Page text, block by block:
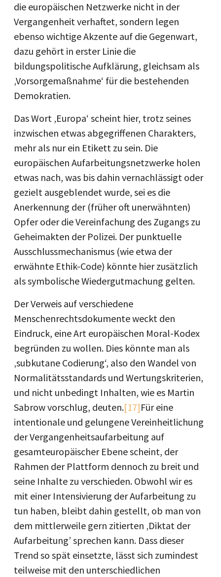
die europäischen Netzwerke nicht in der
Vergangenheit verhaftet, sondern legen
ebenso wichtige Akzente auf die Gegenwart,
dazu gehört in erster Linie die
bildungspolitische Aufklärung, gleichsam als
‚Vorsorgemaßnahme‘ für die bestehenden
Demokratien.
Das Wort ‚Europa‘ scheint hier, trotz seines
inzwischen etwas abgegriffenen Charakters,
mehr als nur ein Etikett zu sein. Die
europäischen Aufarbeitungsnetzwerke holen
etwas nach, was bis dahin vernachlässigt oder
gezielt ausgeblendet wurde, sei es die
Anerkennung der (früher oft unerwähnten)
Opfer oder die Vereinfachung des Zugangs zu
Geheimakten der Polizei. Der punktuelle
Ausschlussmechanismus (wie etwa der
erwähnte Ethik-Code) könnte hier zusätzlich
als symbolische Wiedergutmachung gelten.
Der Verweis auf verschiedene
Menschenrechtsdokumente weckt den
Eindruck, eine Art europäischen Moral-Kodex
begründen zu wollen. Dies könnte man als
‚subkutane Codierung‘, also den Wandel von
Normalitätsstandards und Wertungskriterien,
und nicht unbedingt Inhalten, wie es Martin
Sabrow vorschlug, deuten.[17]Für eine
intentionale und gelungene Vereinheitlichung
der Vergangenheitsaufarbeitung auf
gesamteuropäischer Ebene scheint, der
Rahmen der Plattform dennoch zu breit und
seine Inhalte zu verschieden. Obwohl wir es
mit einer Intensivierung der Aufarbeitung zu
tun haben, bleibt dahin gestellt, ob man von
dem mittlerweile gern zitierten ‚Diktat der
Aufarbeitung’ sprechen kann. Dass dieser
Trend so spät einsetzte, lässt sich zumindest
teilweise mit den unterschiedlichen